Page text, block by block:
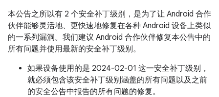
本公告之所以有 2 个安全补丁级别，是为了让 Android 合作
伙伴能够灵活地、更快速地修复在各种 Android 设备上类似
的一系列漏洞。我们建议 Android 合作伙伴修复本公告中的
所有问题并使用最新的安全补丁级别。
如果设备使用的是 2024-02-01 这一安全补丁级别，
就必须包含该安全补丁级别涵盖的所有问题以及之前
的安全公告中报告的所有问题的修复。